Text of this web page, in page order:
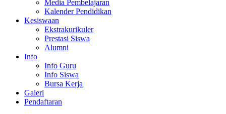
Media Pembelajaran
Kalender Pendidikan
Kesiswaan
Ekstrakurikuler
Prestasi Siswa
Alumni
Info
Info Guru
Info Siswa
Bursa Kerja
Galeri
Pendaftaran